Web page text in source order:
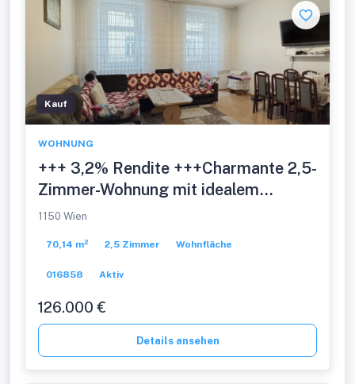
Kauf
WOHNUNG
+++ 3,2% Rendite +++Charmante 2,5-
Zimmer-Wohnung mit idealem
Grundriss in top-saniertem Haus -
mit
1150 Wien
70,14 m² 2,5 Zimmer Wohnfläche
016858 Aktiv
126.000 €
Details ansehen